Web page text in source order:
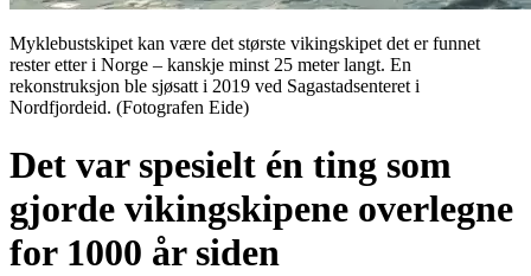
Myklebustskipet kan være det største vikingskipet det er funnet
rester etter i Norge – kanskje minst 25 meter langt. En
rekonstruksjon ble sjøsatt i 2019 ved Sagastadsenteret i
Nordfjordeid. (Fotografen Eide)
Det var spesielt én ting som
gjorde vikingskipene overlegne
for 1000 år siden